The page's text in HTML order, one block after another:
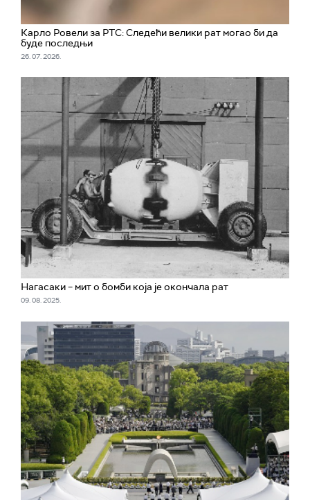
Карло Ровели за РТС: Следећи велики рат могао би да
буде последњи
26. 07. 2026.
Нагасаки – мит о бомби која је окончала рат
09. 08. 2025.